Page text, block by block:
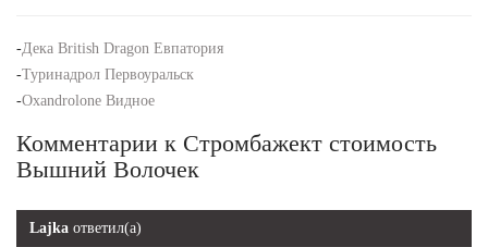
-Дека British Dragon Евпатория
-Туринадрол Первоуральск
-Oxandrolone Видное
Комментарии к Стромбажект стоимость
Вышний Волочек
Lajka ответил(а)